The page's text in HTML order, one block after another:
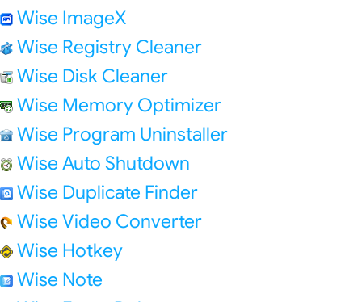
Wise ImageX
Wise Registry Cleaner
Wise Disk Cleaner
Wise Memory Optimizer
Wise Program Uninstaller
Wise Auto Shutdown
Wise Duplicate Finder
Wise Video Converter
Wise Hotkey
Wise Note